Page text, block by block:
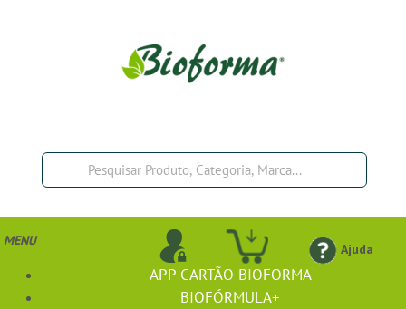
Ajuda
MENU
APP CARTÃO BIOFORMA
BIOFÓRMULA+